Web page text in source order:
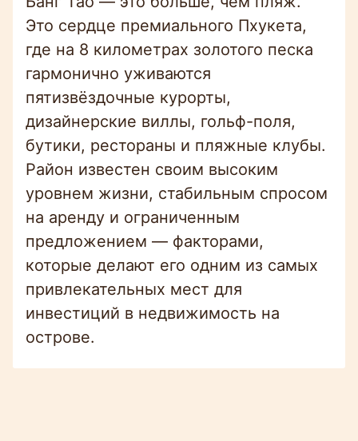
Это сердце премиального Пхукета,
где на 8 километрах золотого песка
гармонично уживаются
пятизвёздочные курорты,
дизайнерские виллы, гольф-поля,
бутики, рестораны и пляжные клубы.
Район известен своим высоким
уровнем жизни, стабильным спросом
на аренду и ограниченным
предложением — факторами,
которые делают его одним из самых
привлекательных мест для
инвестиций в недвижимость на
острове.